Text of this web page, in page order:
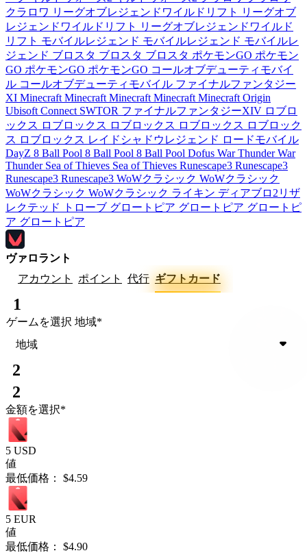
クラロワ リーグオブレジェンドワイルドリフト
リーグオブ
レジェンドワイルドリフト
リーグオブレジェンドワイルド
リフト モバイルレジェンド モバイルレジェンド モバイルレ
ジェンド ブロスタ ブロスタ ブロスタ ポケモンGO ポケモン
GO ポケモンGO ポケモンGO コールオブデューティモバイ
ル コールオブデューティモバイル ファイナルファンタジー
XI Minecraft Minecraft Minecraft Minecraft Minecraft Origin
Ubisoft Connect SWTOR ファイナルファンタジーXIV ロブロ
ックス ロブロックス ロブロックス ロブロックス ロブロック
ス ロブロックス レイドシャドウレジェンド ロードモバイル
DayZ 8 Ball Pool 8 Ball Pool 8 Ball Pool Dofus War ThunderWar
Thunder Sea of Thieves Sea of Thieves Runescape3 Runescape3
Runescape3 Runescape3 WoWクラシック WoWクラシック
WoWクラシック WoWクラシック ライキン ディアブロ2リザ
レクテッド
トローブ グロートピア グロートピア グロートピ
ア グロートピア
ヴァロラント
アカウント
ポイント 代行 ギフトカード
1
ゲームを選択 地域*
地域
2
2
金額を選択*
5 USD
値
最低価格：
$4.59
5 EUR
値
最低価格：
$4.90